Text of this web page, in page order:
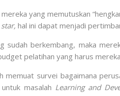
yang memutuskan
star, hal ini dapat menjadi
sudah berkembang, maka
pelatihan yang harus
survei bagaimana
masalah Learning and